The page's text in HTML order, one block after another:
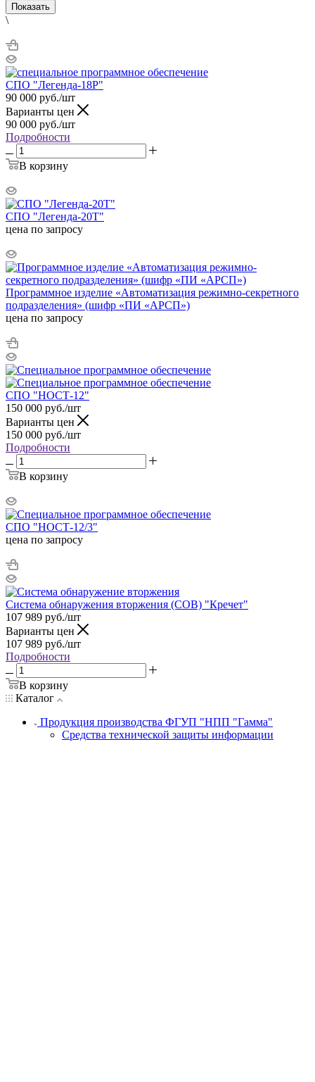
Показать
\
СПО "Легенда-18Р"
90 000 руб./шт
Варианты цен
90 000 руб./шт
Подробности
В корзину
СПО "Легенда-20Т"
цена по запросу
Программное изделие «Автоматизация режимно-секретного
подразделения» (шифр «ПИ «АРСП»)
цена по запросу
СПО "НОСТ-12"
150 000 руб./шт
Варианты цен
150 000 руб./шт
Подробности
В корзину
СПО "НОСТ-12/3"
цена по запросу
Система обнаружения вторжения (СОВ) "Кречет"
107 989 руб./шт
Варианты цен
107 989 руб./шт
Подробности
В корзину
Каталог
Продукция производства ФГУП "НПП "Гамма"
Средства технической защиты информации